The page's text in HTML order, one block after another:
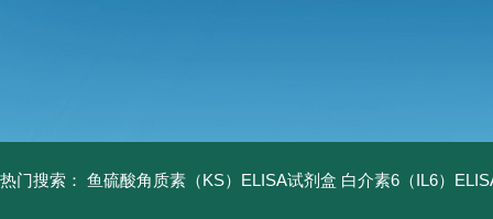
热门搜索： 鱼硫酸角质素（KS）ELISA试剂盒 白介素6（IL6）